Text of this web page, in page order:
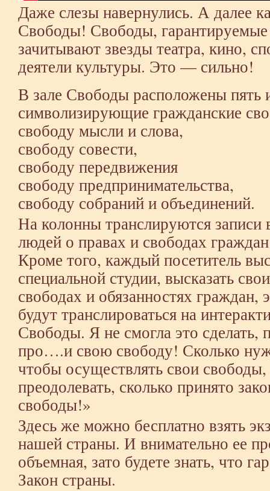
Даже слезы навернулись. А далее
Свободы! Свободы,
зачитывают звезды театра, кино,
деятели культуры. Это — сильно!
В зале Свободы расположены пять
символизирующие гражданские
свободу мысли и слова,
свободу совести,
свободу передвижения
свободу предпринимательства,
свободу собраний и объединений.
На колонны транслируются записи
людей о правах и свободах
Кроме того, каждый посетитель
специальной студии, высказать
свободах и обязанностях граждан,
будут транслироваться на
Свободы. Я не смогла это
про….и свою свободу! Сколько
чтобы осуществлять свои свободы,
преодолевать, сколько принято
свободы!»
Здесь же можно бесплатно взять
нашей страны. И внимательно ее
объемная, зато будете знать, что
Закон страны.